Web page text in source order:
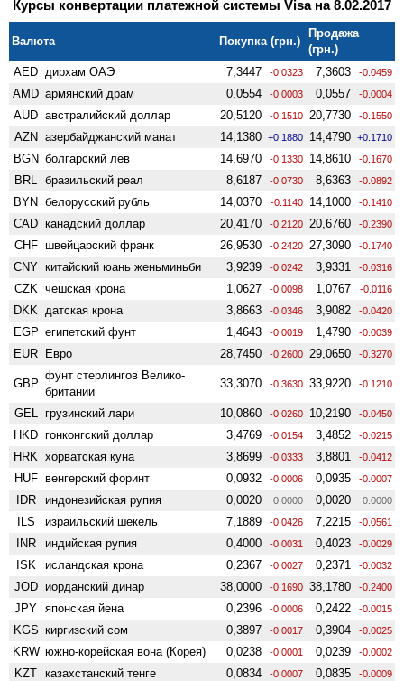
Курсы конвертации платежной системы Visa на 8.02.2017
Валюта Покупка (грн.)
Продажа
(грн.)
AED дирхам ОАЭ 7,3447 -0.0323 7,3603 -0.0459
AMD армянский драм 0,0554 -0.0003 0,0557 -0.0004
AUD австралийский доллар 20,5120 -0.1510 20,7730 -0.1550
AZN азербайджанский манат 14,1380 +0.1880 14,4790 +0.1710
BGN болгарский лев 14,6970 -0.1330 14,8610 -0.1670
BRL бразильский реал 8,6187 -0.0730 8,6363 -0.0892
BYN белорусский рубль 14,0370 -0.1140 14,1000 -0.1410
CAD канадский доллар 20,4170 -0.2120 20,6760 -0.2390
CHF швейцарский франк 26,9530 -0.2420 27,3090 -0.1740
CNY китайский юань женьминьби 3,9239 -0.0242 3,9331 -0.0316
CZK чешская крона 1,0627 -0.0098 1,0767 -0.0116
DKK датская крона 3,8663 -0.0346 3,9082 -0.0420
EGP египетский фунт 1,4643 -0.0019 1,4790 -0.0039
EUR Евро 28,7450 -0.2600 29,0650 -0.3270
GBP
фунт стерлингов Велико­
британии
33,3070 -0.3630 33,9220 -0.1210
GEL грузинский лари 10,0860 -0.0260 10,2190 -0.0450
HKD гонконгский доллар 3,4769 -0.0154 3,4852 -0.0215
HRK хорватская куна 3,8699 -0.0333 3,8801 -0.0412
HUF венгерский форинт 0,0932 -0.0006 0,0935 -0.0007
IDR индонезийская рупия 0,0020 0.0000 0,0020 0.0000
ILS израильский шекель 7,1889 -0.0426 7,2215 -0.0561
INR индийская рупия 0,4000 -0.0031 0,4023 -0.0029
ISK исландская крона 0,2367 -0.0027 0,2371 -0.0032
JOD иорданский динар 38,0000 -0.1690 38,1780 -0.2400
JPY японская йена 0,2396 -0.0006 0,2422 -0.0015
KGS киргизский сом 0,3897 -0.0017 0,3904 -0.0025
KRW южно-корейская вона (Корея) 0,0238 -0.0001 0,0239 -0.0002
KZT казахстанский тенге 0,0834 -0.0007 0,0835 -0.0009